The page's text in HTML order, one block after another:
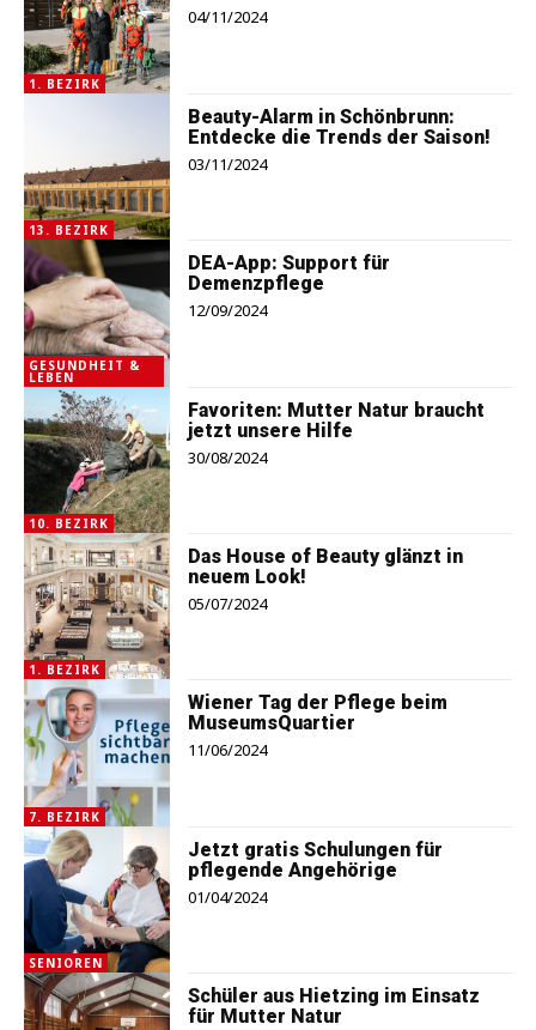
1. BEZIRK
04/11/2024
13. BEZIRK
Beauty-Alarm in Schönbrunn:
Entdecke die Trends der Saison!
03/11/2024
GESUNDHEIT &
LEBEN
DEA-App: Support für
Demenzpflege
12/09/2024
10. BEZIRK
Favoriten: Mutter Natur braucht
jetzt unsere Hilfe
30/08/2024
1. BEZIRK
Das House of Beauty glänzt in
neuem Look!
05/07/2024
7. BEZIRK
Wiener Tag der Pflege beim
MuseumsQuartier
11/06/2024
SENIOREN
Jetzt gratis Schulungen für
pflegende Angehörige
01/04/2024
Schüler aus Hietzing im Einsatz
für Mutter Natur